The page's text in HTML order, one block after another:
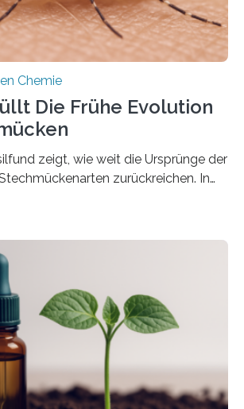
Chemie
Die Frühe Evolution
zeigt, wie weit die Ursprünge der
zurückreichen. In
älteste bekannte Stechmücken-
Myanmar und hat sich in
Zustand erhalten. Es konnte als neue
beschrieben werden und trägt
primaevus. Dieser erste
einer Stechmückenlarve in Bernstein
den ersten Fossilfund einer
dem Mesozoikum dar, denn…